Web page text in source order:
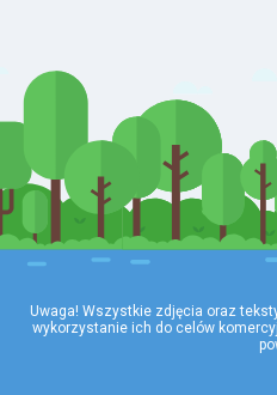
Uwaga! Wszystkie zdjęcia oraz
wykorzystanie ich do celów